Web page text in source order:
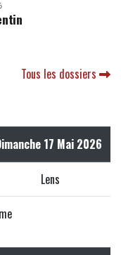
Tous les dossiers
17 Mai 2026
Lens